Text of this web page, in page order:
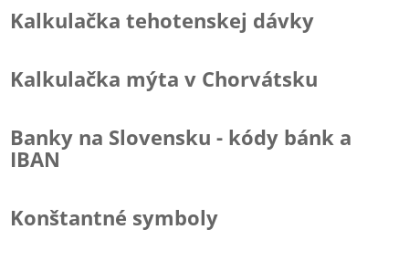
Kalkulačka tehotenskej dávky
Kalkulačka mýta v Chorvátsku
Banky na Slovensku - kódy bánk a
IBAN
Konštantné symboly